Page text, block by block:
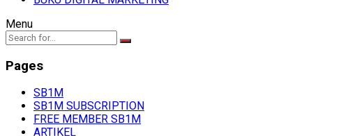
Menu
Pages
SB1M
SB1M SUBSCRIPTION
FREE MEMBER SB1M
ARTIKEL